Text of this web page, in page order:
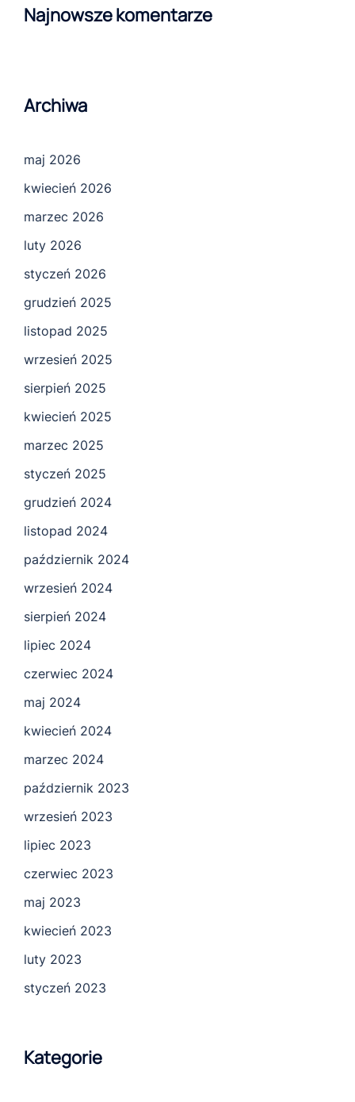
Najnowsze komentarze
Archiwa
maj 2026
kwiecień 2026
marzec 2026
luty 2026
styczeń 2026
grudzień 2025
listopad 2025
wrzesień 2025
sierpień 2025
kwiecień 2025
marzec 2025
styczeń 2025
grudzień 2024
listopad 2024
październik 2024
wrzesień 2024
sierpień 2024
lipiec 2024
czerwiec 2024
maj 2024
kwiecień 2024
marzec 2024
październik 2023
wrzesień 2023
lipiec 2023
czerwiec 2023
maj 2023
kwiecień 2023
luty 2023
styczeń 2023
Kategorie